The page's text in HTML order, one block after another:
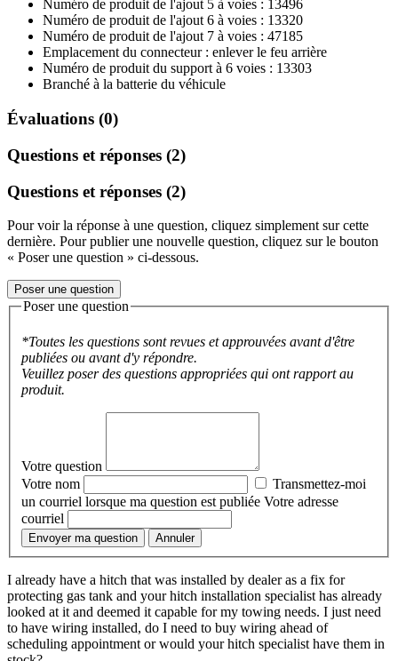
Numéro de produit de l'ajout 5 à voies : 13496
Numéro de produit de l'ajout 6 à voies : 13320
Numéro de produit de l'ajout 7 à voies : 47185
Emplacement du connecteur : enlever le feu arrière
Numéro de produit du support à 6 voies : 13303
Branché à la batterie du véhicule
Évaluations (0)
Questions et réponses (2)
Questions et réponses (2)
Pour voir la réponse à une question, cliquez simplement sur cette
dernière. Pour publier une nouvelle question, cliquez sur le bouton
« Poser une question » ci-dessous.
Poser une question
Poser une question
*Toutes les questions sont revues et approuvées avant d'être
publiées ou avant d'y répondre.
Veuillez poser des questions appropriées qui ont rapport au
produit.
Votre question
Votre nom
Transmettez-moi
un courriel lorsque ma question est publiée Votre adresse
courriel
Envoyer ma question Annuler
I already have a hitch that was installed by dealer as a fix for
protecting gas tank and your hitch installation specialist has already
looked at it and deemed it capable for my towing needs. I just need
to have wiring installed, do I need to buy wiring ahead of
scheduling appointment or would your hitch specialist have them in